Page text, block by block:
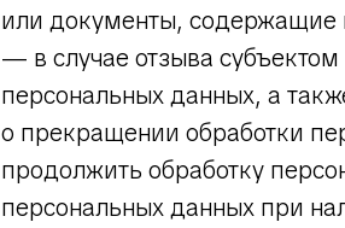
или документы, содержащие
— в случае отзыва
персональных данных, а
о прекращении обработки
продолжить обработку
персональных данных при